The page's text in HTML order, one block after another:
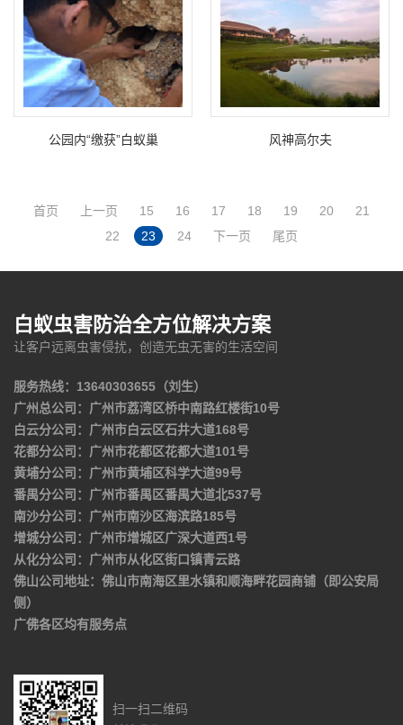
公园内“缴获”白蚁巢 风神高尔夫
首页 上一页 15 16 17 18 19 20
21
22
23 24 下一页 尾页
白蚁虫害防治全方位解决方案
让客户远离虫害侵扰，创造无虫无害的生活空间
服务热线：13640303655（刘生）
广州总公司：广州市荔湾区桥中南路红楼街10号
白云分公司：广州市白云区石井大道168号
花都分公司：广州市花都区花都大道101号
黄埔分公司：广州市黄埔区科学大道99号
番禺分公司：广州市番禺区番禺大道北537号
南沙分公司：广州市南沙区海滨路185号
增城分公司：广州市增城区广深大道西1号
从化分公司：广州市从化区街口镇青云路
佛山公司地址：佛山市南海区里水镇和顺海畔花园商铺（即公安局
侧）
广佛各区均有服务点
扫一扫二维码